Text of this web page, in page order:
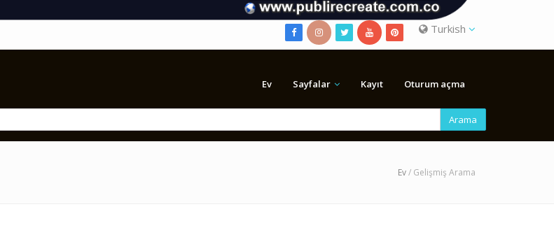
Turkish
Ev Sayfalar Kayıt Oturum açma
Arama
Ev/ Gelişmiş Arama